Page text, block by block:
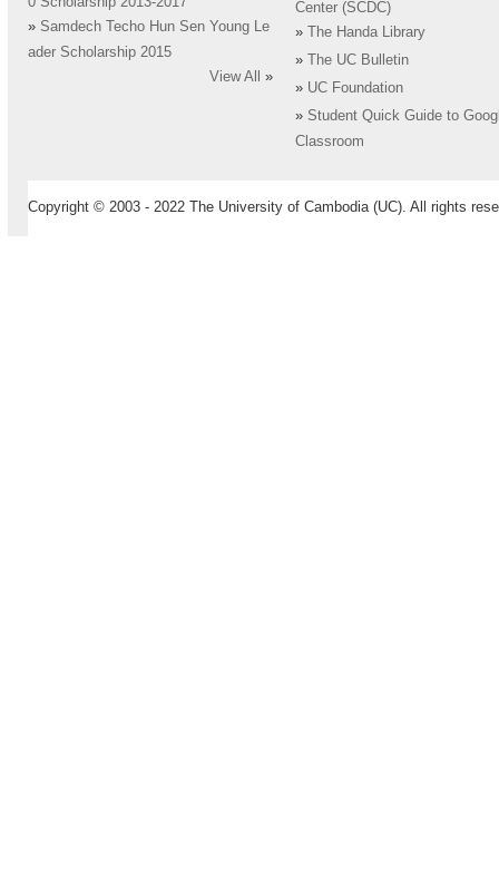
» Samdech Techo Hun Sen Young Le
ader Scholarship 2015
View All
»
Center (SCDC)
»
The Handa Library
»
The UC Bulletin
» UC Foundation
» Student Quick Guide to
Classroom
Copyright © 2003 - 2022 The University of Cambodia (UC). All rights